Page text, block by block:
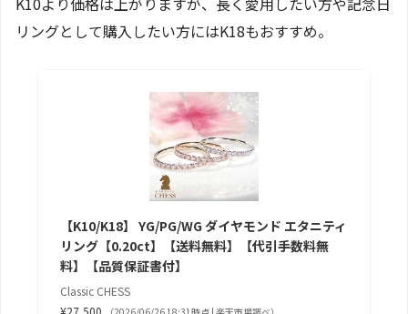
リングとして購入したい方にはK18もおすすめ。
【K10/K18】 YG/PG/WG ダイヤモンド エタニティ
リング【0.20ct】【送料無料】【代引手数料無
料】【品質保証書付】
Classic CHESS
¥27,500